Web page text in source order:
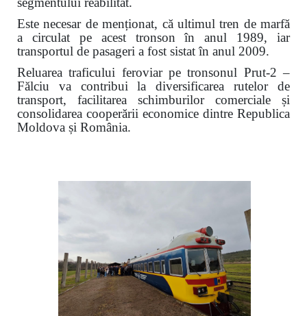
Este necesar de menționat, că ultimul tren de marfă
a circulat pe acest tronson în anul 1989, iar
transportul de pasageri a fost sistat în anul 2009.
Reluarea traficului feroviar pe tronsonul Prut-2 –
Fălciu va contribui la diversificarea rutelor de
transport, facilitarea schimburilor comerciale și
consolidarea cooperării economice dintre Republica
Moldova și România.